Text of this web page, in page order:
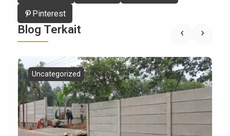
Pinterest
Blog Terkait
Uncategorized
‹ ›